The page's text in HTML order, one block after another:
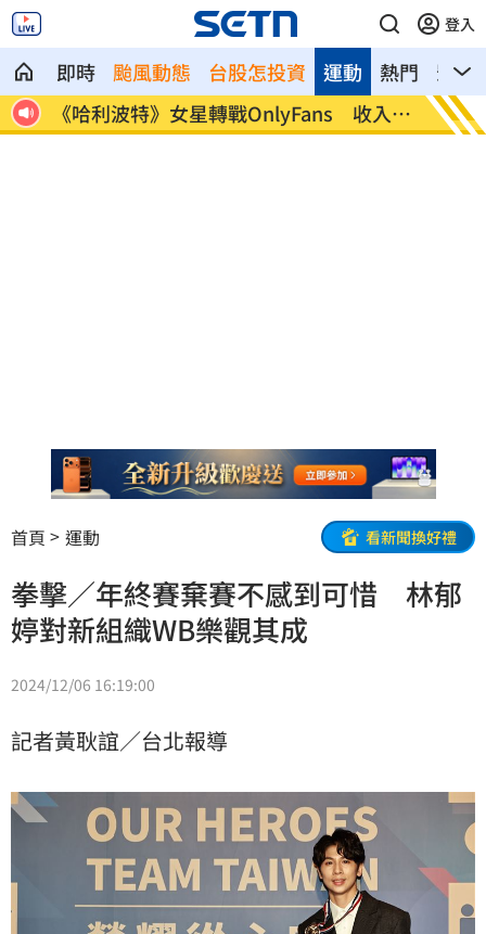
登入
即時 颱風動態 台股怎投資 熱門 影音
運動
曝
逛逢甲偷拍女子 30歲日籍男被逮倉皇逃
姜厚
言
首頁 運動 看新聞換好禮
拳擊／年終賽棄賽不感到可惜 林郁
婷對新組織WB樂觀其成
2024/12/06 16:19:00
記者黃耿誼／台北報導